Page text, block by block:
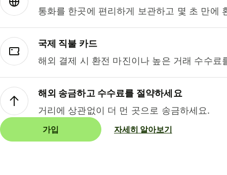
통화를 한곳에 편리하게 보관하고 몇 초 만에
국제 직불 카드
해외 결제 시 환전 마진이나 높은 거래 수수료
해외 송금하고 수수료를 절약하세요
거리에 상관없이 더 먼 곳으로 송금하세요.
가입 자세히 알아보기